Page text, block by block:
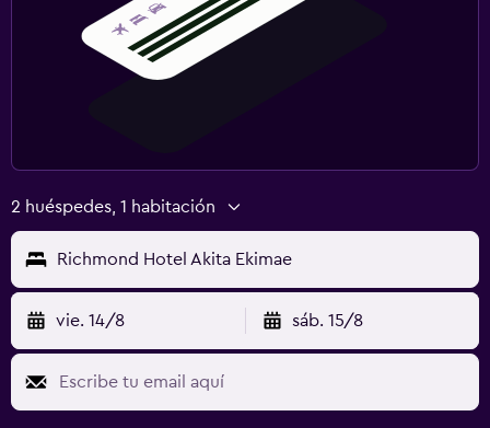
2 huéspedes, 1 habitación
Richmond Hotel Akita Ekimae
vie. 14/8 sáb. 15/8